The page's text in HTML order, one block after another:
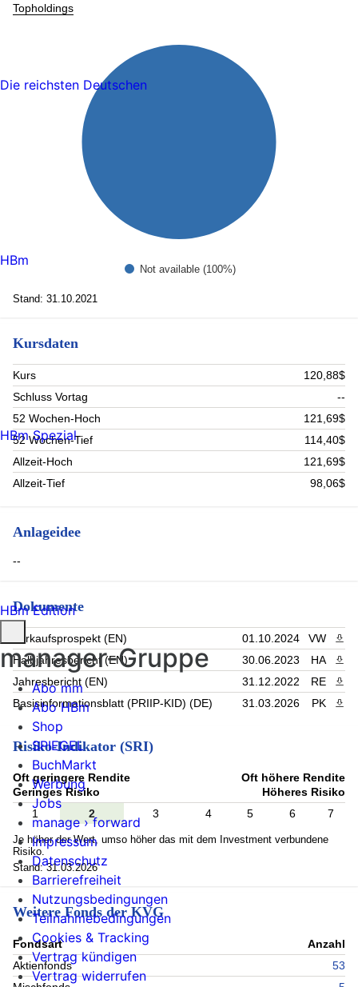
Topholdings
Not available (100%)
Stand: 31.10.2021
Kursdaten
Kurs
120,88$
Schluss Vortag
--
52 Wochen-Hoch
121,69$
52 Wochen-Tief
114,40$
Allzeit-Hoch
121,69$
Allzeit-Tief
98,06$
Anlageidee
--
Dokumente
Verkaufsprospekt (EN) 01.10.2024 VW
Halbjahresbericht (EN)
30.06.2023 HA
Jahresbericht (EN)
31.12.2022 RE
Basisinformationsblatt (PRIIP-KID) (DE)
31.03.2026 PK
Risiko-Indikator (SRI)
Oft geringere Rendite
Geringes Risiko
Oft höhere Rendite
Höheres Risiko
1
2 3 4 5 6 7
Je höher der Wert, umso höher das mit dem Investment verbundene
Risiko.
Stand: 31.03.2026
Weitere Fonds der KVG
Fondsart
Anzahl
Aktienfonds
53
Die reichsten Deutschen
HBm
HBm Spezial
HBm Edition
manager-Gruppe
Abo mm
Abo HBm
Shop
SPIEGEL
BuchMarkt
Werbung
Jobs
manage › forward
Impressum
Datenschutz
Barrierefreiheit
Nutzungsbedingungen
Teilnahmebedingungen
Cookies & Tracking
Vertrag kündigen
Vertrag widerrufen